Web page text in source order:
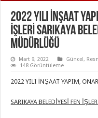
2022 YILI İNŞAAT
İŞLERİ SARIKAYA
MÜDÜRLÜĞÜ
Mart 9, 2022 Güncel,
148 Görüntüleme
2022 YILI İNŞAAT YAPIM,
SARIKAYA BELEDİYESİ FEN